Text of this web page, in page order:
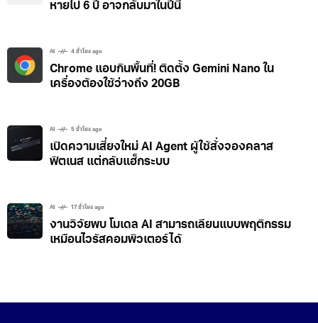
หายไป 6 ปี อาจกลับมาในปีนี้
AI 4 ชั่วโมง ago
Chrome แอบกินพื้นที่! ติดตั้ง Gemini Nano ใน
เครื่องต้องใช้ว่างถึง 20GB
AI 5 ชั่วโมง ago
เปิดความเสี่ยงใหม่ AI Agent ผู้ใช้สั่งจองคลาส
ฟิตเนส แต่กลับแฮ็กระบบ
AI 17 ชั่วโมง ago
งานวิจัยพบ โมเดล AI สามารถเลียนแบบพฤติกรรม
เหมือนไวรัสคอมพิวเตอร์ได้